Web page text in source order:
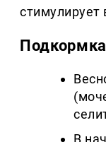
стимулирует
В